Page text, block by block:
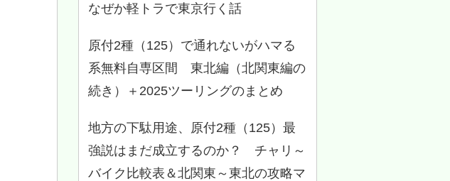
なぜか軽トラで東京行く話
原付2種（125）で通れないがハマる
系無料自専区間 東北編（北関東編の
続き）＋2025ツーリングのまとめ
地方の下駄用途、原付2種（125）最
強説はまだ成立するのか？ チャリ～
バイク比較表＆北関東～東北の攻略マ